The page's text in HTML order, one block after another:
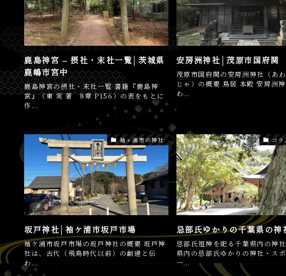
鹿島神宮 – 摂社・末社一覧│茨城県
鹿嶋市宮中
鹿島神宮の摂社・末社一覧 書籍『鹿島神
宮』（東 実 著 8章 P156）の表をもとに
作...
安房洲神社│茂原市国府関
茂原市国府関の安房洲神社（あ
じゃ）の概要 鳥居 本殿 安房洲
わ...
袖ヶ浦市の神社
坂戸神社│袖ケ浦市坂戸市場
袖ケ浦市坂戸市場の坂戸神社の概要 坂戸神
社は、古代（飛鳥時代以前）の創建と伝
わ...
コラ
忌部氏ゆかりの千葉県の神
忌部氏祖神を祀る千葉県内の神
県内の忌部氏ゆかりの神社・ス
一...